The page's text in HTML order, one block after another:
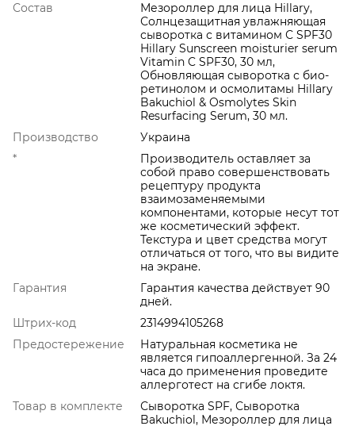
Состав
Мезороллер для лица Hillary,
Солнцезащитная увлажняющая
сыворотка с витамином С SPF30
Hillary Sunscreen moisturier serum
Vitamin C SPF30, 30 мл,
Обновляющая сыворотка с био-
ретинолом и осмолитамы Hillary
Bakuchiol & Osmolytes Skin
Resurfacing Serum, 30 мл.
Производство
Украина
*
Производитель оставляет за
собой право совершенствовать
рецептуру продукта
взаимозаменяемыми
компонентами, которые несут тот
же косметический эффект.
Текстура и цвет средства могут
отличаться от того, что вы видите
на экране.
Гарантия
Гарантия качества действует 90
дней.
Штрих-код
2314994105268
Предостережение
Натуральная косметика не
является гипоаллергенной. За 24
часа до применения проведите
аллерготест на сгибе локтя.
Товар в комплекте
Сыворотка SPF, Сыворотка
Bakuchiol, Мезороллер для лица